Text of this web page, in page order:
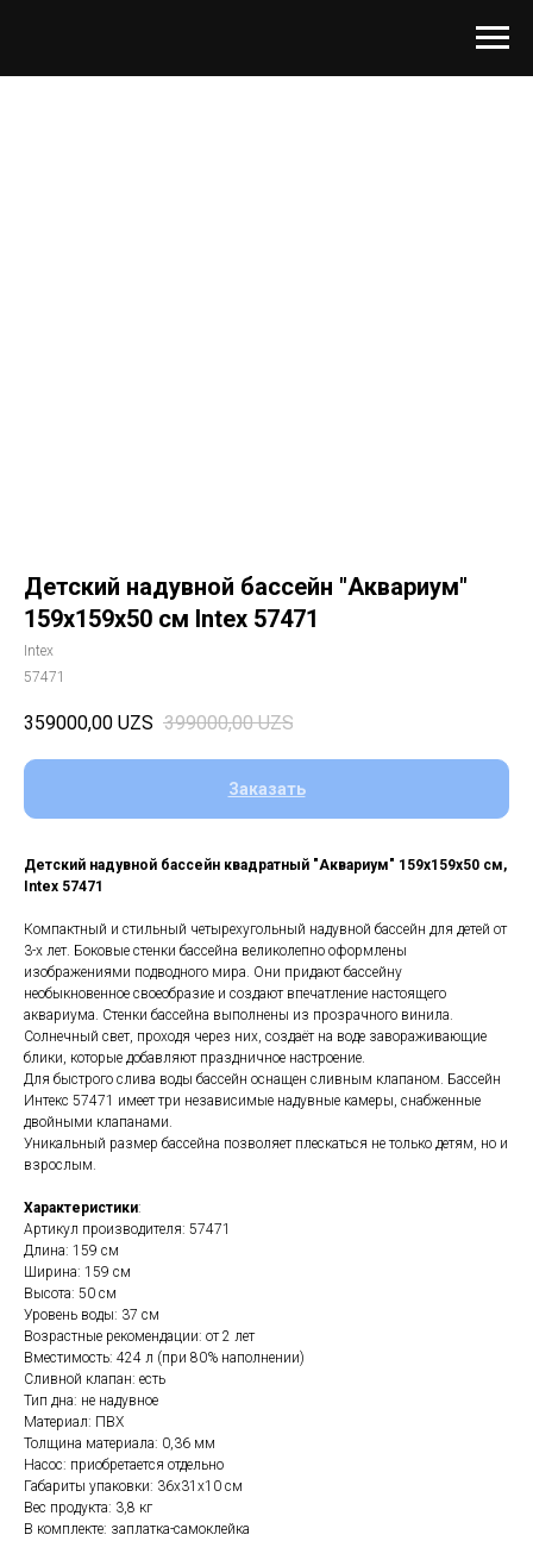
Детский надувной бассейн "Аквариум"
159х159х50 см Intex 57471
Intex
57471
359000,00 UZS 399000,00 UZS
Заказать
Детский надувной бассейн квадратный "Аквариум" 159х159х50 см,
Intex 57471
Компактный и стильный четырехугольный надувной бассейн для детей от
3-х лет. Боковые стенки бассейна великолепно оформлены
изображениями подводного мира. Они придают бассейну
необыкновенное своеобразие и создают впечатление настоящего
аквариума. Стенки бассейна выполнены из прозрачного винила.
Солнечный свет, проходя через них, создаёт на воде завораживающие
блики, которые добавляют праздничное настроение.
Для быстрого слива воды бассейн оснащен сливным клапаном. Бассейн
Интекс 57471 имеет три независимые надувные камеры, снабженные
двойными клапанами.
Уникальный размер бассейна позволяет плескаться не только детям, но и
взрослым.
Характеристики:
Артикул производителя: 57471
Длина: 159 см
Ширина: 159 см
Высота: 50 см
Уровень воды: 37 см
Возрастные рекомендации: от 2 лет
Вместимость: 424 л (при 80% наполнении)
Сливной клапан: есть
Тип дна: не надувное
Материал: ПВХ
Толщина материала: 0,36 мм
Насос: приобретается отдельно
Габариты упаковки: 36х31х10 см
Вес продукта: 3,8 кг
В комплекте: заплатка-самоклейка